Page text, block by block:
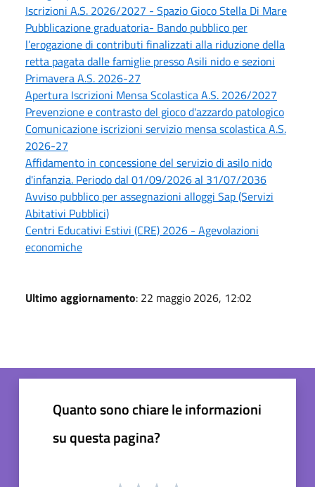
Iscrizioni A.S. 2026/2027 - Spazio Gioco Stella Di Mare
Pubblicazione graduatoria- Bando pubblico per
l’erogazione di contributi finalizzati alla riduzione della
retta pagata dalle famiglie presso Asili nido e sezioni
Primavera A.S. 2026-27
Apertura Iscrizioni Mensa Scolastica A.S. 2026/2027
Prevenzione e contrasto del gioco d'azzardo patologico
Comunicazione iscrizioni servizio mensa scolastica A.S.
2026-27
Affidamento in concessione del servizio di asilo nido
d'infanzia. Periodo dal 01/09/2026 al 31/07/2036
Avviso pubblico per assegnazioni alloggi Sap (Servizi
Abitativi Pubblici)
Centri Educativi Estivi (CRE) 2026 - Agevolazioni
economiche
Ultimo aggiornamento: 22 maggio 2026, 12:02
Quanto sono chiare le informazioni
su questa pagina?